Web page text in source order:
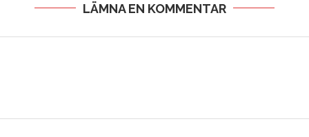
LÄMNA EN KOMMENTAR